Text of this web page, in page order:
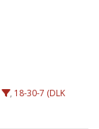
, 18-30-7 (DLK